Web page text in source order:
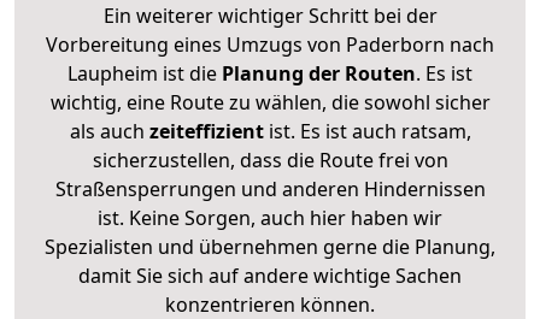
Ein weiterer wichtiger Schritt bei der
Vorbereitung eines Umzugs von Paderborn nach
Laupheim ist die Planung der Routen. Es ist
wichtig, eine Route zu wählen, die sowohl sicher
als auch zeiteffizientist. Es ist auch ratsam,
sicherzustellen, dass die Route frei von
Straßensperrungen und anderen Hindernissen
ist. Keine Sorgen, auch hier haben wir
Spezialisten und übernehmen gerne die Planung,
damit Sie sich auf andere wichtige Sachen
konzentrieren können.